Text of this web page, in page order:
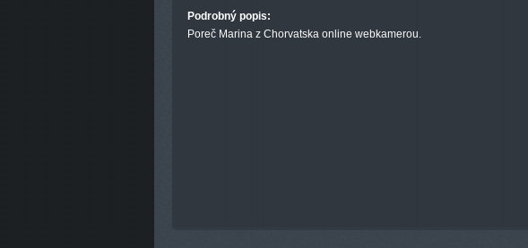
Podrobný popis:
Poreč Marina z Chorvatska online webkamerou.